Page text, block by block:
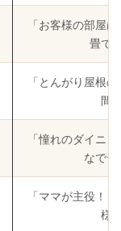
「お客様の部屋
畳で
「とんがり屋根
間
「憧れのダイニ
なでテ
「ママが主役！
様